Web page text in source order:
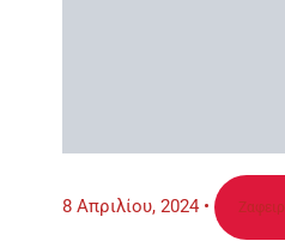
8 Απριλίου, 2024 •